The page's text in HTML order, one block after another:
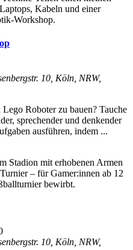
10, Köln, NRW,
Roboter zu bauen? Tauche
sprechender und denkender
ausführen, indem ...
10, Köln, NRW,